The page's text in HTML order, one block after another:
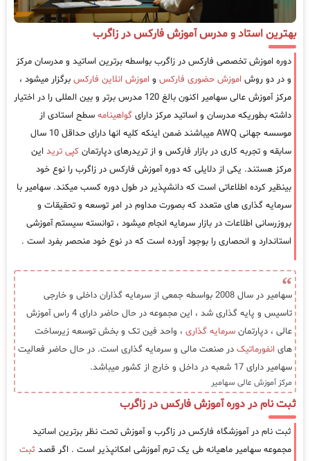
بهترین استاد و مدرس آموزش فارکس در زاگرب
دوره اموزش تخصصی فارکس در زاگرب بواسطه برترین اساتید و مدرسان مرکز
و در دو روش اموزش حضوری فارکس و اموزش انلاین فارکس برگزار میشود ،
مرکز آموزش عالی سهامیر اکنون بالغ 120 مدرس برتر و بین المللی را در اختیار
داشته بطوریکه مدرسان و اساتید مرکز دارای گواهینامه سطح استادی از
موسسه جهانی AWQ میباشند ضمن اینکه کلیه انها دارای حداقل 10 سال
سابقه و تجربه کاری در بازار فارکس و از تریدرهای دپارتمان کپی ترید این
مرکز هستند. یکی از دلایلی که دوره آموزش فارکس در زاگرب را نوع خود
بینظیر کرده اطلاعاتی است که دانشپذیر در طول دوره کسب میکند. سهامیر با
سرمایه گذاری های متعدد که بصورت مداوم در امر توسعه و تحقیقات و
بروزرسانی اطلاعات در بازار سرمایه انجام میشود ، توانسته سیستم آموزشی
استاندارد و انحصاری را بوجود آورده است که در نوع خود منحصر بفرد است .
سهامیر در سال 2008 بواسطه جمعی از سرمایه گذاران داخلی و خارجی
تاسیس و پایه گذاری شد ، این مجموعه در حال حاضر دارای 4 راس آموزش
عالی ، دپارتمان سرمایه گذاری ، واحد فین تک و بخش توسعه زیرساخت
های انفورماتیک در صنعت مالی و سرمایه گذاری است. در حال حاضر فعالیت
سهامیر دارای 17 شعبه در داخل و خارج از کشور میباشد.
مرکز آموزش عالی سهامیر
ثبت نام در دوره آموزش فارکس در زاگرب
ثبت نام در آموزشگاه فارکس در زاگرب و آموزش تحت نظر برترین اساتید
مجموعه سهامیر ماهیانه طی یک ترم آموزشی امکانپذیر است . اگر قصد ثبت